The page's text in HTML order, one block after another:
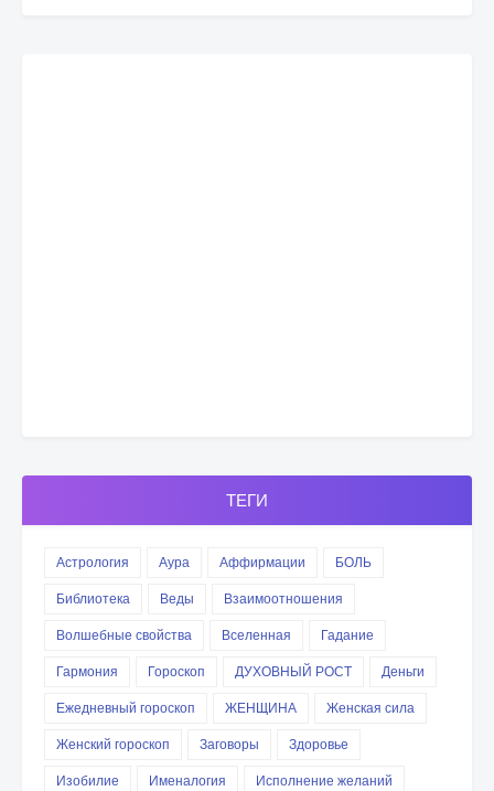
ТЕГИ
Астрология Аура Аффирмации
БОЛЬ
Библиотека
Веды
Взаимоотношения
Волшебные свойства
Вселенная
Гадание
Гармония
Гороскоп ДУХОВНЫЙ РОСТ
Деньги
Ежедневный гороскоп
ЖЕНЩИНА
Женская сила
Женский гороскоп
Заговоры
Здоровье
Изобилие
Именалогия
Исполнение желаний